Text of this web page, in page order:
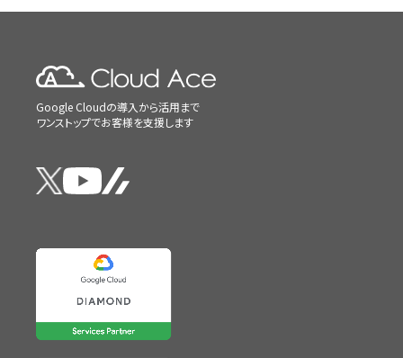
Google Cloudの導入から活用まで
ワンストップでお客様を支援します